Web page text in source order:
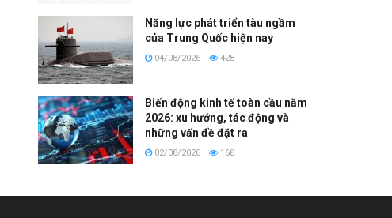
Năng lực phát triển tàu ngầm
của Trung Quốc hiện nay
04/08/2026 428
Biến động kinh tế toàn cầu năm
2026: xu hướng, tác động và
những vấn đề đặt ra
02/08/2026 168